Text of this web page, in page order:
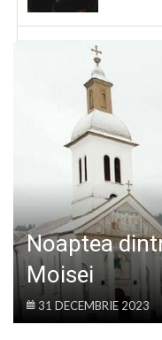
SANATATE
POLITIC
Noaptea
Moisei
31 DECEMBRIE 2023